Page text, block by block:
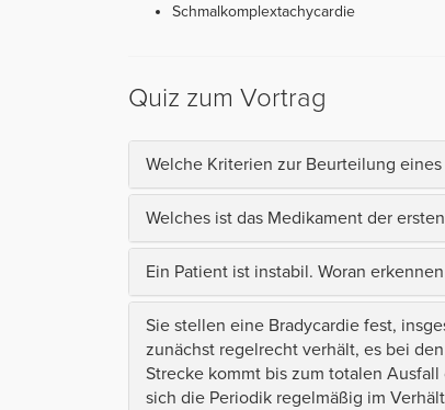
Schmalkomplextachycardie
Quiz zum Vortrag
Welche Kriterien zur Beurteilung eines
Welches ist das Medikament der
Ein Patient ist instabil. Woran erkennen
Sie stellen eine Bradycardie fest,
zunächst regelrecht verhält, es bei
Strecke kommt bis zum totalen
sich die Periodik regelmäßig im